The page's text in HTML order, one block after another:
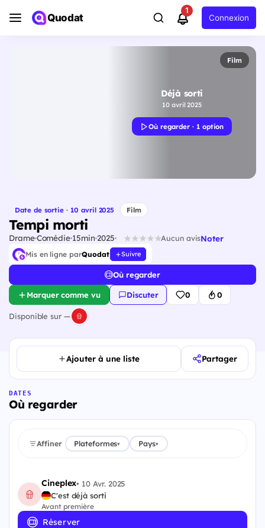
Quodat
1
Connexion
Film
Déjà sorti
10 avril 2025
Où regarder · 1 option
Date de sortie · 10 avril 2025 Film
Tempi morti
DrameComédie 15min 2025 Aucun avisNoter
Mis en ligne parQuodat Suivre
Où regarder
Marquer comme vu Discuter 0 0
Disponible sur —
Ajouter à une liste Partager
DATES
Où regarder
Affiner Plateformes▾ Pays▾
Cineplex• 10 Avr. 2025
C'est déjà sorti
Avant première
Réserver